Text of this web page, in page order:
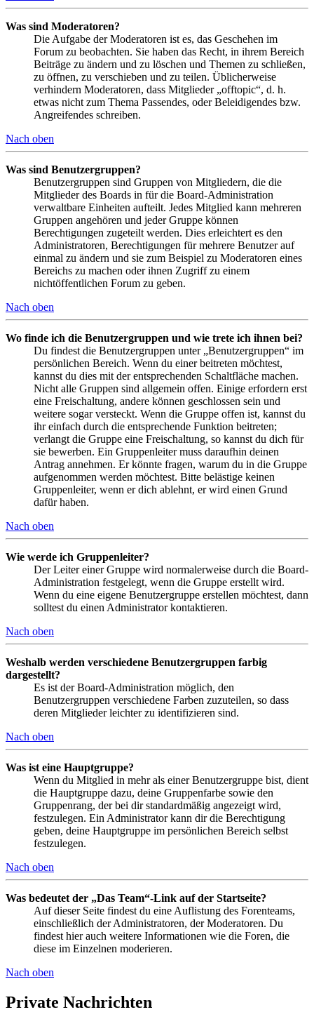
Was sind Moderatoren?
Die Aufgabe der Moderatoren ist es, das Geschehen im
Forum zu beobachten. Sie haben das Recht, in ihrem Bereich
Beiträge zu ändern und zu löschen und Themen zu schließen,
zu öffnen, zu verschieben und zu teilen. Üblicherweise
verhindern Moderatoren, dass Mitglieder „offtopic“, d. h.
etwas nicht zum Thema Passendes, oder Beleidigendes bzw.
Angreifendes schreiben.
Nach oben
Was sind Benutzergruppen?
Benutzergruppen sind Gruppen von Mitgliedern, die die
Mitglieder des Boards in für die Board-Administration
verwaltbare Einheiten aufteilt. Jedes Mitglied kann mehreren
Gruppen angehören und jeder Gruppe können
Berechtigungen zugeteilt werden. Dies erleichtert es den
Administratoren, Berechtigungen für mehrere Benutzer auf
einmal zu ändern und sie zum Beispiel zu Moderatoren eines
Bereichs zu machen oder ihnen Zugriff zu einem
nichtöffentlichen Forum zu geben.
Nach oben
Wo finde ich die Benutzergruppen und wie trete ich ihnen bei?
Du findest die Benutzergruppen unter „Benutzergruppen“ im
persönlichen Bereich. Wenn du einer beitreten möchtest,
kannst du dies mit der entsprechenden Schaltfläche machen.
Nicht alle Gruppen sind allgemein offen. Einige erfordern erst
eine Freischaltung, andere können geschlossen sein und
weitere sogar versteckt. Wenn die Gruppe offen ist, kannst du
ihr einfach durch die entsprechende Funktion beitreten;
verlangt die Gruppe eine Freischaltung, so kannst du dich für
sie bewerben. Ein Gruppenleiter muss daraufhin deinen
Antrag annehmen. Er könnte fragen, warum du in die Gruppe
aufgenommen werden möchtest. Bitte belästige keinen
Gruppenleiter, wenn er dich ablehnt, er wird einen Grund
dafür haben.
Nach oben
Wie werde ich Gruppenleiter?
Der Leiter einer Gruppe wird normalerweise durch die Board-
Administration festgelegt, wenn die Gruppe erstellt wird.
Wenn du eine eigene Benutzergruppe erstellen möchtest, dann
solltest du einen Administrator kontaktieren.
Nach oben
Weshalb werden verschiedene Benutzergruppen farbig
dargestellt?
Es ist der Board-Administration möglich, den
Benutzergruppen verschiedene Farben zuzuteilen, so dass
deren Mitglieder leichter zu identifizieren sind.
Nach oben
Was ist eine Hauptgruppe?
Wenn du Mitglied in mehr als einer Benutzergruppe bist, dient
die Hauptgruppe dazu, deine Gruppenfarbe sowie den
Gruppenrang, der bei dir standardmäßig angezeigt wird,
festzulegen. Ein Administrator kann dir die Berechtigung
geben, deine Hauptgruppe im persönlichen Bereich selbst
festzulegen.
Nach oben
Was bedeutet der „Das Team“-Link auf der Startseite?
Auf dieser Seite findest du eine Auflistung des Forenteams,
einschließlich der Administratoren, der Moderatoren. Du
findest hier auch weitere Informationen wie die Foren, die
diese im Einzelnen moderieren.
Nach oben
Private Nachrichten